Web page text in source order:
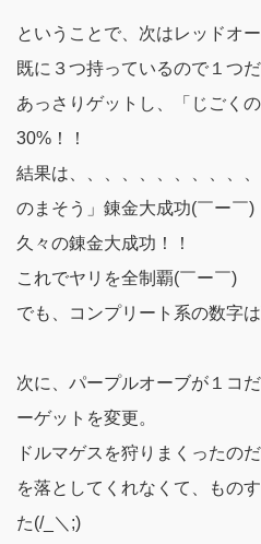
ということで、次はレッドオ
既に３つ持っているので１つ
あっさりゲットし、「じごく
30%！！
結果は、、、、、、、、、、
のまそう」錬金大成功(￣ー￣)
久々の錬金大成功！！
これでヤリを全制覇(￣ー￣)
でも、コンプリート系の数字
次に、パープルオーブが１コ
ーゲットを変更。
ドルマゲスを狩りまくったの
を落としてくれなくて、もの
た(/_＼;)